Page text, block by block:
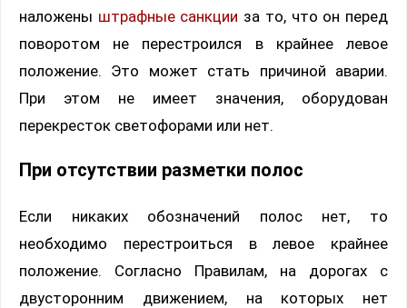
наложены штрафные санкции за то, что он перед
поворотом не перестроился в крайнее левое
положение. Это может стать причиной аварии.
При этом не имеет значения, оборудован
перекресток светофорами или нет.
При отсутствии разметки полос
Если никаких обозначений полос нет, то
необходимо перестроиться в левое крайнее
положение. Согласно Правилам, на дорогах с
двусторонним движением, на которых нет